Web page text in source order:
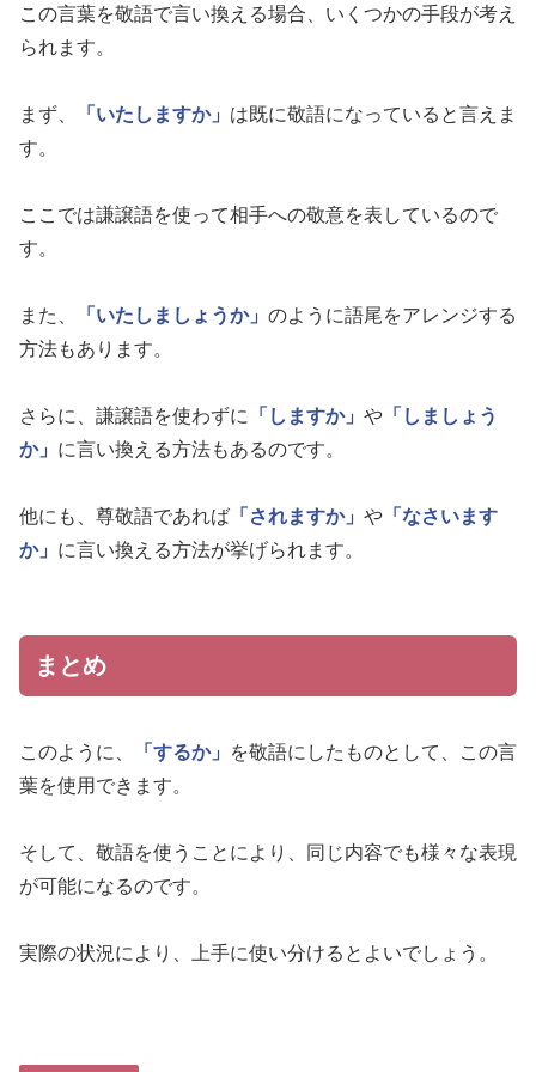
この言葉を敬語で言い換える場合、いくつかの手段が考え
られます。
まず、 「いたしますか」 は既に敬語になっていると言えま
す。
ここでは謙譲語を使って相手への敬意を表しているので
す。
また、 「いたしましょうか」 のように語尾をアレンジする
方法もあります。
さらに、謙譲語を使わずに 「しますか」 や 「しましょう
か」 に言い換える方法もあるのです。
他にも、尊敬語であれば 「されますか」 や 「なさいます
か」 に言い換える方法が挙げられます。
まとめ
このように、 「するか」
を敬語にしたものとして、この言
葉を使用できます。
そして、敬語を使うことにより、同じ内容でも様々な表現
が可能になるのです。
実際の状況により、上手に使い分けるとよいでしょう。